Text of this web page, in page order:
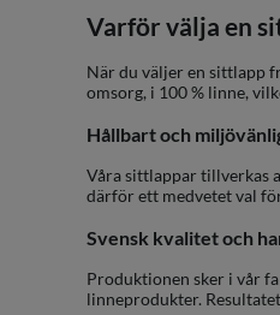
Varför välja en
När du väljer en sittlapp
omsorg, i 100 % linne,
Hållbart och
Våra sittlappar tillverkas
därför ett medvetet val
Svensk kvalitet och
Produktionen sker i vår
linneprodukter.